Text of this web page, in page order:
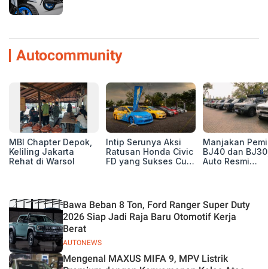
Autocommunity
MBI Chapter Depok,
Keliling Jakarta
Rehat di Warsol
Intip Serunya Aksi
Ratusan Honda Civic
FD yang Sukses Curi
Manjakan
BJ40 dan
Auto Resmi
AUTONEWS
Bawa Beban 8 Ton, Ford Ranger Super Duty
2026 Siap Jadi Raja Baru Otomotif Kerja
Berat
Mengenal MAXUS MIFA 9, MPV Listrik